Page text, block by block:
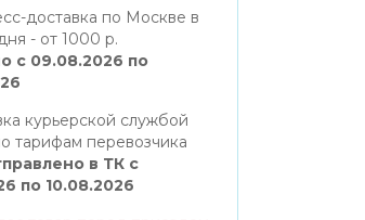
доставка по Москве в
- от 1000 р.
с 09.08.2026 по
курьерской службой
тарифам перевозчика
в ТК с
по 10.08.2026